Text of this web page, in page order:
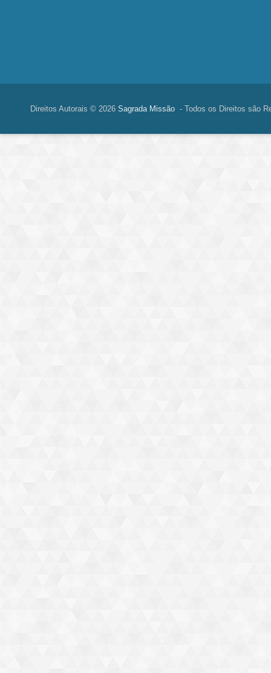
Direitos Autorais © 2026 Sagrada Missão - Todos os Direitos são